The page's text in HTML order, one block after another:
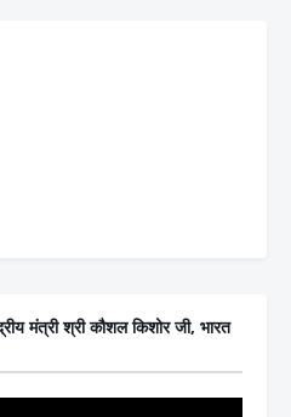
मंत्री श्री कौशल किशोर जी, भारत